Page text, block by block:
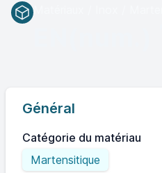
Général
Catégorie du matériau
Martensitique